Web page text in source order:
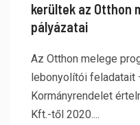
kerültek az Otthon
pályázatai
Az Otthon melege
lebonyolítói feladatait
Kormányrendelet
Kft.-től 2020....